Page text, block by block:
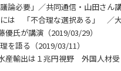
論必要」／共同通信・山田さん
には 「不合理な選択ある」 ／
氏が講演（2019/03/29）
を語る（2019/03/11）
輸出は１兆円視野 外国人材受